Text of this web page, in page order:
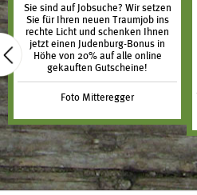
Sie sind auf Jobsuche? Wir setzen
Sie für Ihren neuen Traumjob ins
rechte Licht und schenken Ihnen
jetzt einen Judenburg-Bonus in
Höhe von 20% auf alle online
gekauften Gutscheine!
Foto Mitteregger